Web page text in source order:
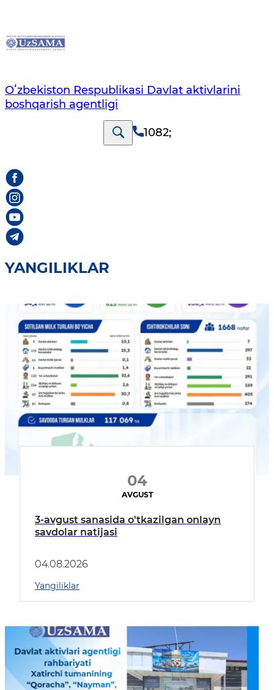
Oʻzbekiston Respublikasi Davlat aktivlarini
boshqarish agentligi
1082;
YANGILIKLAR
04
AVGUST
3-avgust sanasida o'tkazilgan onlayn
savdolar natijasi
04.08.2026
Yangiliklar